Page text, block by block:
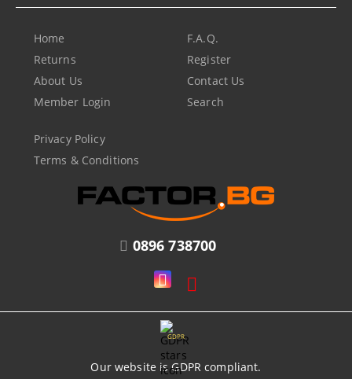
0896 738700
Home
Returns
About Us
Member Login
F.A.Q.
Register
Contact Us
Search
Privacy Policy
Terms & Conditions
GDPR
Our website is GDPR compliant.